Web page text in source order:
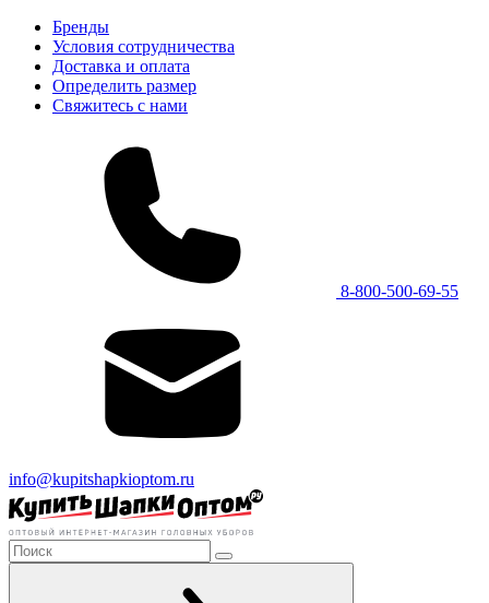
Бренды
Условия сотрудничества
Доставка и оплата
Определить размер
Свяжитесь с нами
8-800-500-69-55
info@kupitshapkioptom.ru